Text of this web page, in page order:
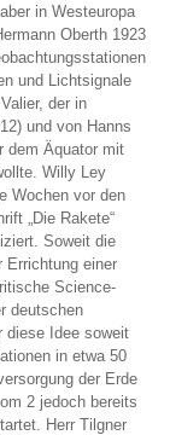
in Westeuropa
Oberth 1923
und Lichtsignale
der in
und von Hanns
dem Äquator mit
Willy Ley
Wochen vor den
„Die Rakete“
Soweit die
Errichtung einer
Science-
deutschen
diese Idee soweit
in etwa 50
der Erde
2 jedoch bereits
Herr Tilgner